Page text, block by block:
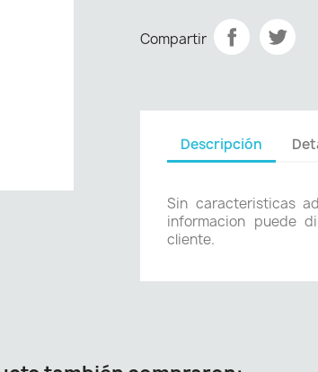
Compartir
Descripción
Sin caracteristicas
informacion puede
cliente.